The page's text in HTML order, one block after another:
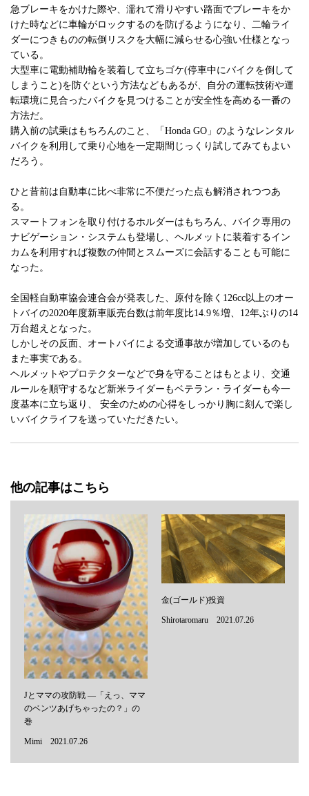
急ブレーキをかけた際や、濡れて滑りやすい路面でブレーキをか
けた時などに車輪がロックするのを防げるようになり、二輪ライ
ダーにつきものの転倒リスクを大幅に減らせる心強い仕様となっ
ている。
大型車に電動補助輪を装着して立ちゴケ(停車中にバイクを倒して
しまうこと)を防ぐという方法などもあるが、自分の運転技術や運
転環境に見合ったバイクを見つけることが安全性を高める一番の
方法だ。
購入前の試乗はもちろんのこと、「Honda GO」のようなレンタル
バイクを利用して乗り心地を一定期間じっくり試してみてもよい
だろう。
ひと昔前は自動車に比べ非常に不便だった点も解消されつつあ
る。
スマートフォンを取り付けるホルダーはもちろん、バイク専用の
ナビゲーション・システムも登場し、ヘルメットに装着するイン
カムを利用すれば複数の仲間とスムーズに会話することも可能に
なった。
全国軽自動車協会連合会が発表した、原付を除く126cc以上のオー
トバイの2020年度新車販売台数は前年度比14.9％増、12年ぶりの14
万台超えとなった。
しかしその反面、オートバイによる交通事故が増加しているのも
また事実である。
ヘルメットやプロテクターなどで身を守ることはもとより、交通
ルールを順守するなど新米ライダーもベテラン・ライダーも今一
度基本に立ち返り、 安全のための心得をしっかり胸に刻んで楽し
いバイクライフを送っていただきたい。
他の記事はこちら
Jとママの攻防戦 ―「えっ、ママ
のベンツあげちゃったの？」の
巻
Mimi 2021.07.26
金(ゴールド)投資
Shirotaromaru 2021.07.26